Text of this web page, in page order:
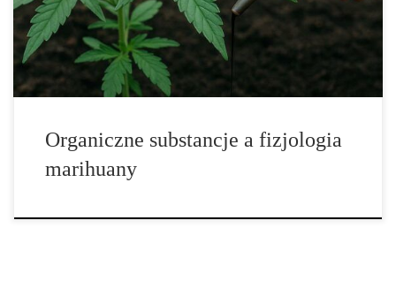
biodostępność składników odżywczych i wspiera procesy życiowe
roślin. Powstaje w wyniku długotrwałej mineralizacji materii
organicznej, […]
Organiczne substancje a fizjologia
marihuany